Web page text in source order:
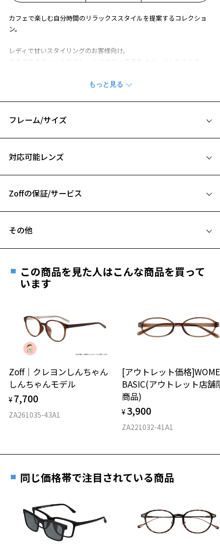
お気に入り
カフェで楽しむ自分時間のリラックススタイルを提案するコレクショ
ン。
レディで甘いスタイリングのお客様向け。
丸みのあるキュートなフレームにカフェラテをイメージしたミルキー
細身で小振りなサイジングは、誰でも掛けやすく上品な印象を演出。
※柄や色味の出方に個体差があり、画像と異なる場合がございます。
フレーム/サイズ
B ブリッジ(鼻部分)の横幅：21mm
仕上がり寸法
D 仕上がりの横幅：約135mm
11.7g
※着脱式サングラス：デモレンズ、アタッチメント込みの重さ
タイプ
対応可能レンズ
フレームとレンズの合計料金を知りたい方へ
Zoffの保証/サービス
安心1 フレーム１年間品質保証
きます。
※保証期間内に交換が行われた場合、保証期間は初期の期間から
延長されません。
安心2 視力測定無料
視力の変化を早めに発見するために、定期的な視
力測定をおすすめいたします。
安心3 かかり具合調整無料
す。
その他
ご希望のお客さまは、「レンズ交換券」をお選びのうえ、
最寄りのZoff実店舗にてレンズをお買い求めください。
※サングラスやパッケージ品では「レンズ交換券」はお選び
談ください。
＜メガネの度数情報がわからない方へ＞
オンラインストアでフレームのみ購入して、
実店舗で度付きにできます
ご購入時に「レンズ交換券」をお選びいただくと、実店舗で
度数を測定のうえ、度付きレンズ（標準セットレンズ）へ無
お近くのZoff実店舗にて度数を測定いただけます（無料）。
その際は記入用紙をダウンロードしてお使いください。
この商品を見た人はこんな商品を買って
います
Zoff｜クレヨンしんちゃん
しんちゃんモデル
¥ 7,700
ZA261035-43A1
[アウトレット価格
BASIC(アウトレット店舗
商品)
¥ 3,900
ZA221032-41A1
同じ価格帯で注目されている商品